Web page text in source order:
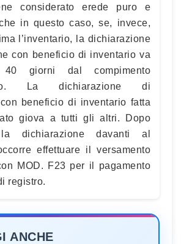
considerato erede puro e
in questo caso, se, invece,
l’inventario, la dichiarazione
con beneficio di inventario va
giorni dal compimento
La dichiarazione di
beneficio di inventario fatta
giova a tutti gli altri. Dopo
dichiarazione davanti al
effettuare il versamento
MOD. F23 per il pagamento
registro.
ANCHE